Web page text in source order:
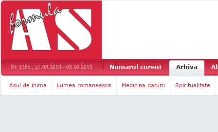
Nr. 1385 , 27.09.2019 - 03.10.2019 Numarul curent Arhiva
Asul de inima Lumea romaneasca Medicina naturii Spiritualitate